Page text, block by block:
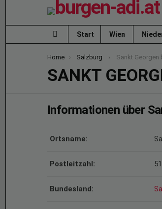
Menu
Start Wien
You are here:
Home Salzburg Sankt Georgen
SANKT
Informationen über
Ortsname:
Postleitzahl:
Bundesland: